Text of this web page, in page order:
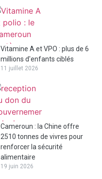
Vitamine A et VPO : plus de 6
millions d'enfants ciblés
11 juillet 2026
Cameroun : la Chine offre
2510 tonnes de vivres pour
renforcer la sécurité
alimentaire
19 juin 2026